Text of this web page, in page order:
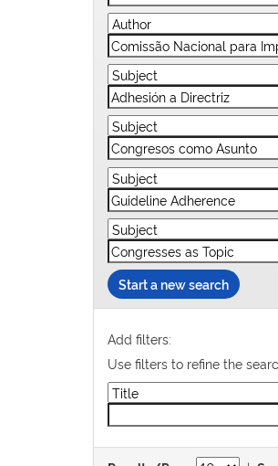
Start a new search
Add filters:
Use filters to refine the